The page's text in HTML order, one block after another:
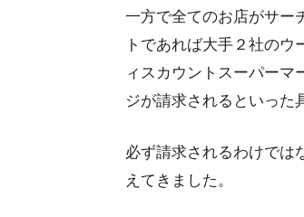
一方で全てのお店がサー
トであれば大手２社の
ィスカウントスーパーマ
ジが請求されるといった
必ず請求されるわけでは
えてきました。